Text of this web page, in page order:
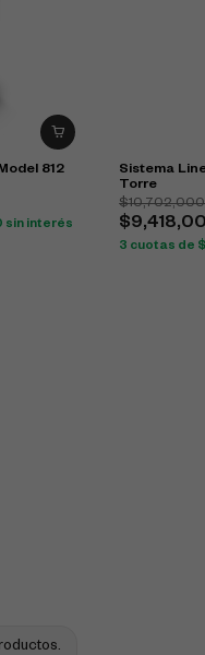
812
sin interés
Sistema
Torre
$10,702,000
$
3 cuotas de $